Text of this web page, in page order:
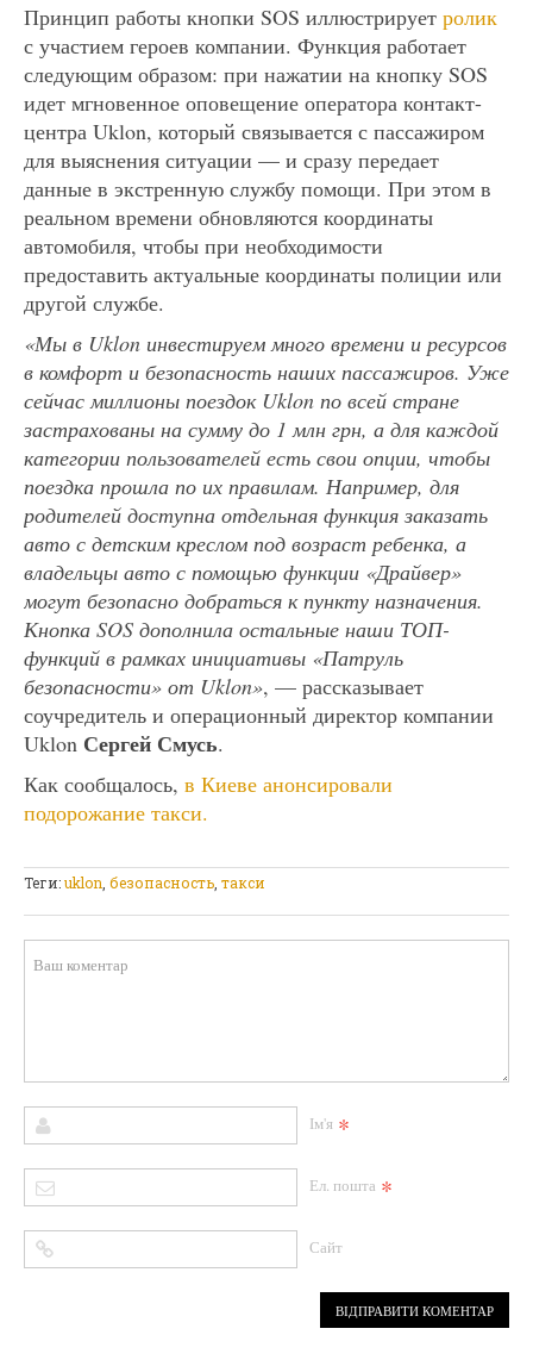
Принцип работы кнопки SOS иллюстрирует ролик
с участием героев компании. Функция работает
следующим образом: при нажатии на кнопку SOS
идет мгновенное оповещение оператора контакт-
центра Uklon, который связывается с пассажиром
для выяснения ситуации — и сразу передает
данные в экстренную службу помощи. При этом в
реальном времени обновляются координаты
автомобиля, чтобы при необходимости
предоставить актуальные координаты полиции или
другой службе.
«Мы в Uklon инвестируем много времени и ресурсов
в комфорт и безопасность наших пассажиров. Уже
сейчас миллионы поездок Uklon по всей стране
застрахованы на сумму до 1 млн грн, а для каждой
категории пользователей есть свои опции, чтобы
поездка прошла по их правилам. Например, для
родителей доступна отдельная функция заказать
авто с детским креслом под возраст ребенка, а
владельцы авто с помощью функции «Драйвер»
могут безопасно добраться к пункту назначения.
Кнопка SOS дополнила остальные наши ТОП-
функций в рамках инициативы «Патруль
безопасности» от Uklon», — рассказывает
соучредитель и операционный директор компании
Uklon Сергей Смусь.
Как сообщалось, в Киеве анонсировали
подорожание такси.
Теги:uklon безопасность такси
Ім'я *
Ел. пошта *
Сайт